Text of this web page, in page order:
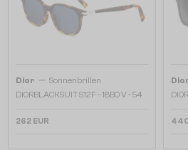
Dior — Sonnenbrillen
DIORBLACKSUIT S12F - 18B0 V - 54
262 EUR 440